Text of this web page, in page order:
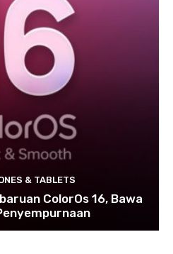
& TABLETS
ColorOs 16, Bawa